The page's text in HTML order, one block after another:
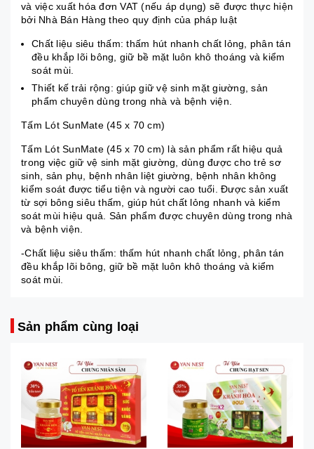
và việc xuất hóa đơn VAT (nếu áp dụng) sẽ được thực hiện
bởi Nhà Bán Hàng theo quy định của pháp luật
Chất liệu siêu thấm: thấm hút nhanh chất lỏng, phân tán
đều khắp lõi bông, giữ bề mặt luôn khô thoáng và kiểm
soát mùi.
Thiết kế trải rộng: giúp giữ vệ sinh mặt giường, sản
phẩm chuyên dùng trong nhà và bệnh viện.
Tấm Lót SunMate (45 x 70 cm)
Tấm Lót SunMate (45 x 70 cm) là sản phẩm rất hiệu quả
trong việc giữ vệ sinh mặt giường, dùng được cho trẻ sơ
sinh, sản phụ, bệnh nhân liệt giường, bệnh nhân không
kiểm soát được tiểu tiện và người cao tuổi. Được sản xuất
từ sợi bông siêu thấm, giúp hút chất lỏng nhanh và kiểm
soát mùi hiệu quả. Sản phẩm được chuyên dùng trong nhà
và bệnh viện.
-Chất liệu siêu thấm: thấm hút nhanh chất lỏng, phân tán
đều khắp lõi bông, giữ bề mặt luôn khô thoáng và kiểm
soát mùi.
Sản phẩm cùng loại